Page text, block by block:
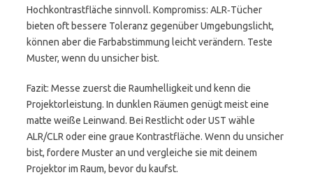
Hochkontrastfläche sinnvoll. Kompromiss: ALR‑Tücher
bieten oft bessere Toleranz gegenüber Umgebungslicht,
können aber die Farbabstimmung leicht verändern. Teste
Muster, wenn du unsicher bist.
Fazit: Messe zuerst die Raumhelligkeit und kenn die
Projektorleistung. In dunklen Räumen genügt meist eine
matte weiße Leinwand. Bei Restlicht oder UST wähle
ALR/CLR oder eine graue Kontrastfläche. Wenn du unsicher
bist, fordere Muster an und vergleiche sie mit deinem
Projektor im Raum, bevor du kaufst.